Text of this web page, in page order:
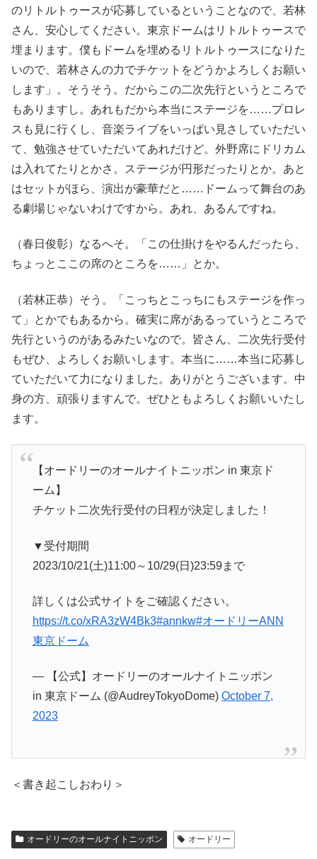
のリトルトゥースが応募しているということなので、若林
さん、安心してください。東京ドームはリトルトゥースで
埋まります。僕もドームを埋めるリトルトゥースになりた
いので、若林さんの力でチケットをどうかよろしくお願い
します」。そうそう。だからこの二次先行というところで
もありますし。あれもだから本当にステージを……プロレ
スも見に行くし、音楽ライブをいっぱい見さしていただい
て、勉強させていただいてあれだけど。外野席にドリカム
は入れてたりとかさ。ステージが円形だったりとか。あと
はセットがほら、演出が豪華だと……ドームって舞台のあ
る劇場じゃないわけですから。あれ、あるんですね。
（春日俊彰）なるへそ。「この仕掛けをやるんだったら、
ちょっとここの席のところを……」とか。
（若林正恭）そう。「こっちとこっちにもステージを作っ
て」とかでもあるから。確実に席があるっていうところで
先行というのがあるみたいなので。皆さん、二次先行受付
もぜひ、よろしくお願いします。本当に……本当に応募し
ていただいて力になりました。ありがとうございます。中
身の方、頑張りますんで。ぜひともよろしくお願いいたし
ます。
【オードリーのオールナイトニッポン in 東京ド
ーム】
チケット二次先行受付の日程が決定しました！
▼受付期間
2023/10/21(土)11:00～10/29(日)23:59まで
詳しくは公式サイトをご確認ください。
https://t.co/xRA3zW4Bk3#annkw#オードリーANN
東京ドーム
— 【公式】オードリーのオールナイトニッポン
in 東京ドーム (@AudreyTokyoDome) October 7,
2023
＜書き起こしおわり＞
オードリーのオールナイトニッポン オードリー